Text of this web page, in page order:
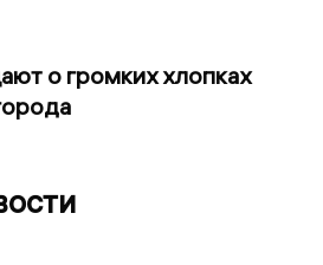
о громких хлопках